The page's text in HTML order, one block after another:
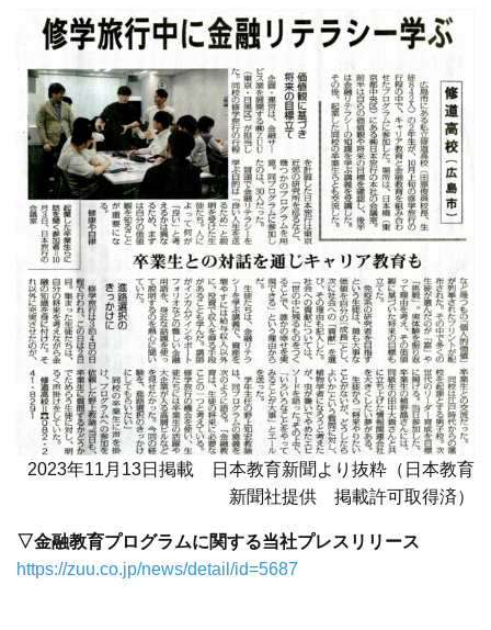
2023年11月13日掲載 日本教育新聞より抜粋（日本教育
新聞社提供 掲載許可取得済）
▽金融教育プログラムに関する当社プレスリリース
https://zuu.co.jp/news/detail/id=5687